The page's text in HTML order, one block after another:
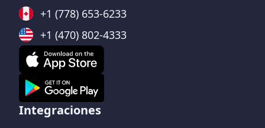
+1 (778) 653-6233
+1 (470) 802-4333
Integraciones